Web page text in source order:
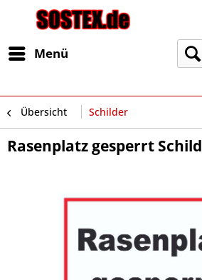
Menü
Übersicht Schilder
Rasenplatz gesperrt Schild